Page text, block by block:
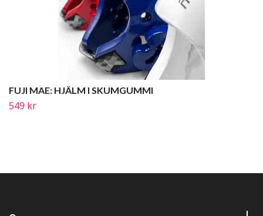
FUJI MAE: HJÄLM I SKUMGUMMI
549 kr